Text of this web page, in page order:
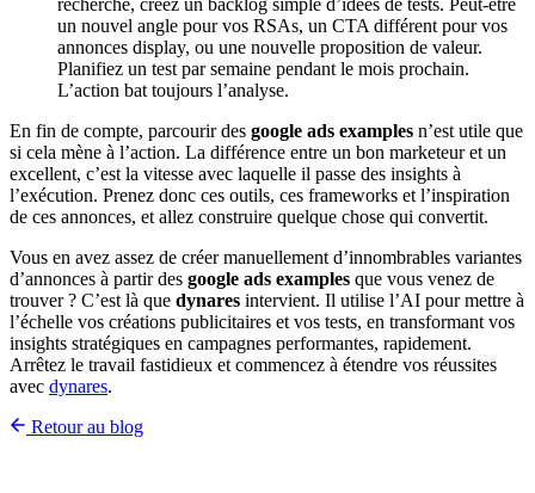
un nouvel angle pour vos RSAs, un CTA différent pour vos
annonces display, ou une nouvelle proposition de valeur.
Planifiez un test par semaine pendant le mois prochain.
L’action bat toujours l’analyse.
En fin de compte, parcourir des google ads examples n’est utile que
si cela mène à l’action. La différence entre un bon marketeur et un
excellent, c’est la vitesse avec laquelle il passe des insights à
l’exécution. Prenez donc ces outils, ces frameworks et l’inspiration
de ces annonces, et allez construire quelque chose qui convertit.
Vous en avez assez de créer manuellement d’innombrables variantes
d’annonces à partir des google ads examples que vous venez de
trouver ? C’est là que dynares intervient. Il utilise l’AI pour mettre à
l’échelle vos créations publicitaires et vos tests, en transformant vos
insights stratégiques en campagnes performantes, rapidement.
Arrêtez le travail fastidieux et commencez à étendre vos réussites
avec dynares.
Retour au blog